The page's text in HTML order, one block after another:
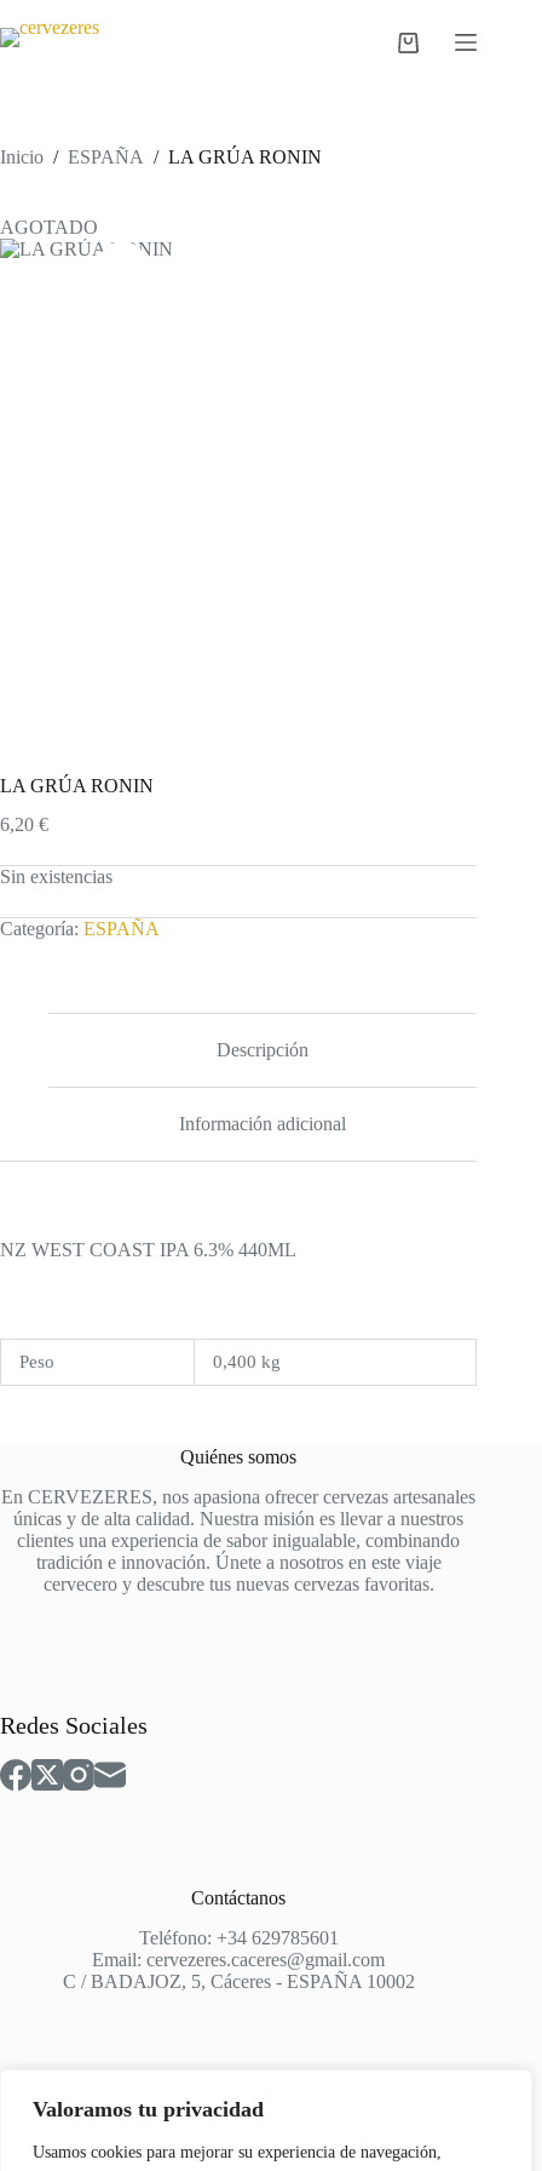
Valoramos tu privacidad
Usamos cookies para mejorar su experiencia de navegación,
al
contenido
Carro
Inicio / ESPAÑA / LA GRÚA RONIN
AGOTADO
LA GRÚA RONIN
6,20 €
Sin existencias
Categoría: ESPAÑA
Descripción
Información adicional
NZ WEST COAST IPA 6.3% 440ML
Peso 0,400 kg
Quiénes somos
En CERVEZERES, nos apasiona ofrecer cervezas artesanales
únicas y de alta calidad. Nuestra misión es llevar a nuestros
clientes una experiencia de sabor inigualable, combinando
tradición e innovación. Únete a nosotros en este viaje
cervecero y descubre tus nuevas cervezas favoritas.
Redes Sociales
Contáctanos
Teléfono: +34 629785601
Email: cervezeres.caceres@gmail.com
C / BADAJOZ, 5, Cáceres - ESPAÑA 10002
Apoyo